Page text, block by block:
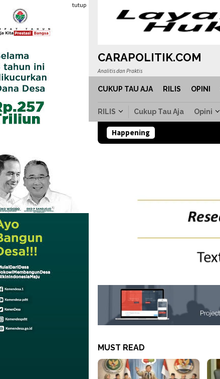
Loncat
konten
tutup
CARAPOLITIK.COM
Analitis dan Praktis
CUKUP TAU AJA RILIS OPINI
RILIS Cukup Tau Aja Opini
Happening
MUST READ